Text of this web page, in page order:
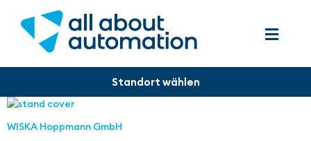
WISKA Hoppmann GmbH